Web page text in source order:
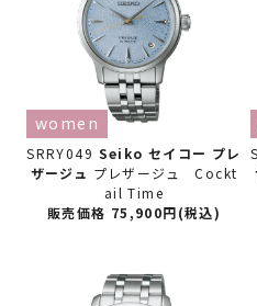
SRRY049 Seiko セイコー プレ
ザージュ プレザージュ Cockt
ail Time
women
販売価格 75,900円(税込)